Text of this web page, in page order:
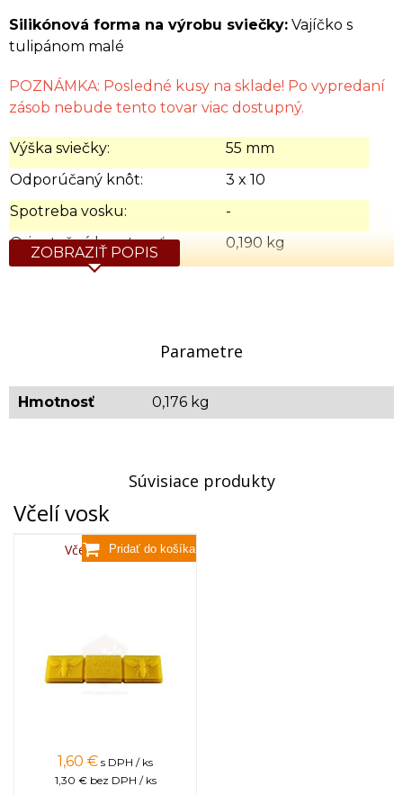
Silikónová forma na výrobu sviečky: Vajíčko s
tulipánom malé
POZNÁMKA: Posledné kusy na sklade! Po vypredaní
zásob nebude tento tovar viac dostupný.
Výška sviečky:
55 mm
Odporúčaný knôt:
3 x 10
Spotreba vosku:
-
Orientačná hmotnosť:
0,190 kg
ZOBRAZIŤ POPIS
Parametre
Hmotnosť 0,176 kg
Súvisiace produkty
Včelí vosk
Včelí vosk,80g
1,60 € s DPH / ks
1,30 € bez DPH / ks